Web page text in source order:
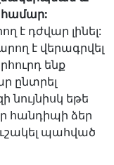
է դժվար լինել:
է վերագրվել
ենք
ընտրել
նույնիսկ եթե
ձեր
պահված